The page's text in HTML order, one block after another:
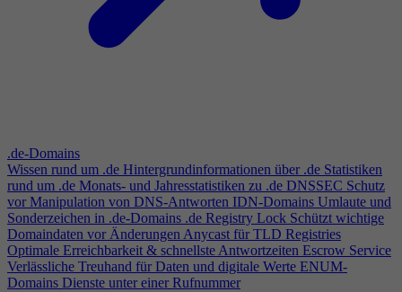
.de-Domains
Wissen rund um .de Hintergrundinformationen über .de Statistiken
rund um .de Monats- und Jahresstatistiken zu .de DNSSEC Schutz
vor Manipulation von DNS-Antworten IDN-Domains Umlaute und
Sonderzeichen in .de-Domains .de Registry Lock Schützt wichtige
Domaindaten vor ÄnderungenAnycast für TLD Registries
Optimale Erreichbarkeit & schnellste Antwortzeiten Escrow Service
Verlässliche Treuhand für Daten und digitale Werte ENUM-
Domains Dienste unter einer Rufnummer